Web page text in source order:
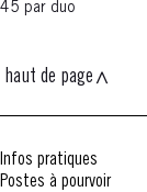
45 par duo
haut de page
Infos pratiques
Postes à pourvoir